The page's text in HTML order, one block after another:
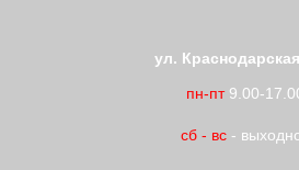
ул.
пн-пт9.00-
сб - вс -